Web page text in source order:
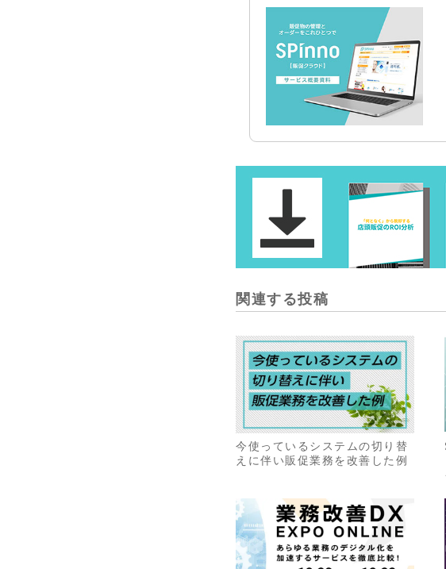
関連する投稿
今使っているシステムの切り替
えに伴い販促業務を改善した例